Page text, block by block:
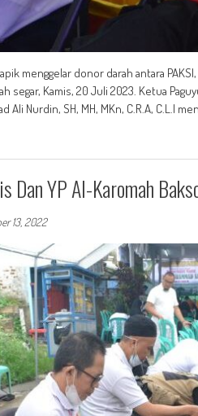
menggelar donor darah antara
segar, Kamis, 20 Juli 2023. Ketua
Ali Nurdin, SH, MH, MKn, C.R.A, C.L.I
Dan YP Al-Karomah
13, 2022